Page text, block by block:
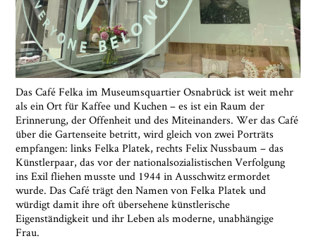
Das Café Felka im Museumsquartier Osnabrück ist weit mehr
als ein Ort für Kaffee und Kuchen – es ist ein Raum der
Erinnerung, der Offenheit und des Miteinanders. Wer das Café
über die Gartenseite betritt, wird gleich von zwei Porträts
empfangen: links Felka Platek, rechts Felix Nussbaum – das
Künstlerpaar, das vor der nationalsozialistischen Verfolgung
ins Exil fliehen musste und 1944 in Ausschwitz ermordet
wurde. Das Café trägt den Namen von Felka Platek und
würdigt damit ihre oft übersehene künstlerische
Eigenständigkeit und ihr Leben als moderne, unabhängige
Frau.
Schließen